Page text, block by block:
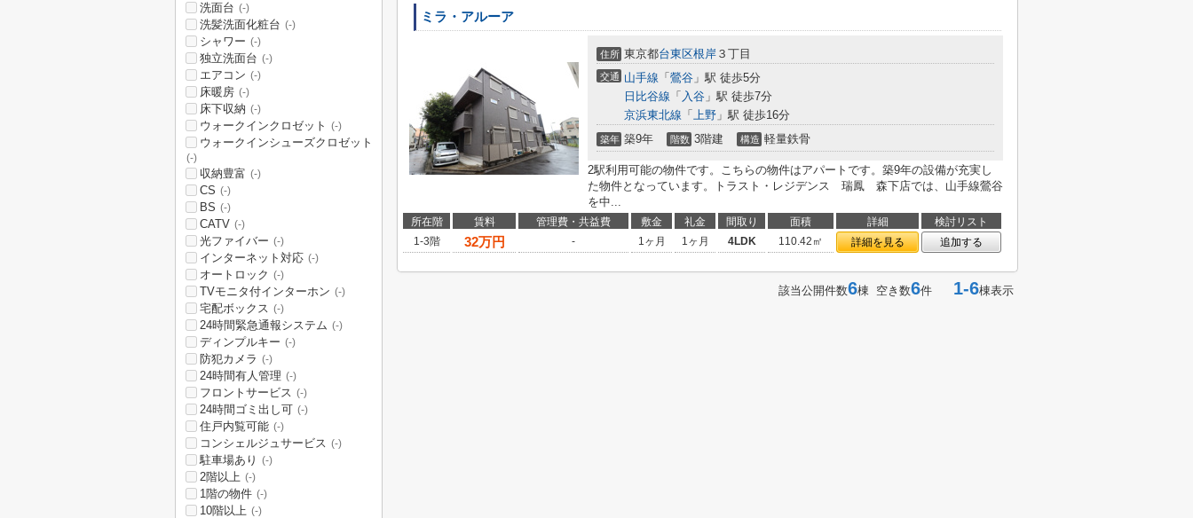
ミラ・アルーア
住所 東京都台東区根岸 ３丁目
交通 山手線 「 鶯谷 」駅 徒歩5分
日比谷線 「 入谷 」駅 徒歩7分
京浜東北線 「 上野 」駅 徒歩16分
築年 築9年 階数 3階建 構造 軽量鉄骨
2駅利用可能の物件です。こちらの物件はアパートです。築9年の設備が充実し
た物件となっています。トラスト・レジデンス 瑞鳳 森下店では、山手線鶯谷
を中...
所在階 賃料 管理費・共益費 敷金 礼金 間取り 面積 詳細
検討リスト
1-3階
32万円 - 1ヶ月 1ヶ月 4LDK 110.42㎡ 詳細を見る 追加する
該当公開件数6棟 空き数6件 1-6棟表示
洗面台 (-)
洗髪洗面化粧台 (-)
シャワー (-)
独立洗面台 (-)
エアコン (-)
床暖房 (-)
床下収納 (-)
ウォークインクロゼット (-)
ウォークインシューズクロゼット
(-)
収納豊富 (-)
CS (-)
BS (-)
CATV (-)
光ファイバー (-)
インターネット対応 (-)
オートロック (-)
TVモニタ付インターホン (-)
宅配ボックス (-)
24時間緊急通報システム (-)
ディンプルキー (-)
防犯カメラ (-)
24時間有人管理 (-)
フロントサービス (-)
24時間ゴミ出し可 (-)
住戸内覧可能 (-)
コンシェルジュサービス (-)
駐車場あり (-)
2階以上 (-)
1階の物件 (-)
10階以上 (-)